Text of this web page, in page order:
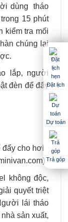
dùng tháo
15 phút
kiểm tra mối
chúng lại
lắp, người
đèn để đẩy
đẩy cho hơi
không độc,
quyết triệt
lái tháo
sản xuất,
Đặt lịch
Dự toán
Trả góp